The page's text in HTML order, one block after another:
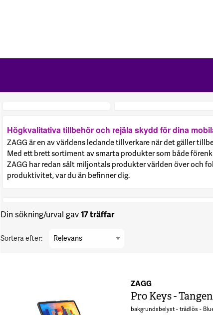
Högkvalitativa tillbehör och rejäla skydd för dina
ZAGG är en av världens ledande tillverkare när det gäller
Med ett brett sortiment av smarta produkter som både
ZAGG har redan sålt miljontals produkter världen över och
produktivitet, var du än befinner dig.
Din sökning/urval gav 17 träffar
Sortera
Sortera efter:
ZAGG
Pro Keys -
bakgrundsbelyst - trådlös -